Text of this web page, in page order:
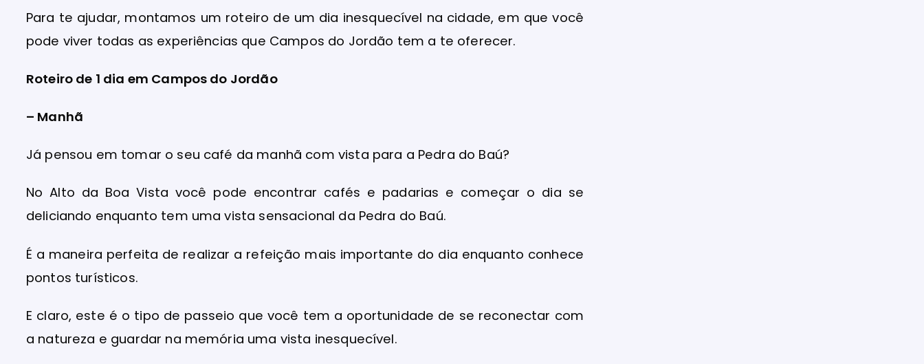
Para te ajudar, montamos um roteiro de um dia inesquecível na cidade, em que você
pode viver todas as experiências que Campos do Jordão tem a te oferecer.
Roteiro de 1 dia em Campos do Jordão
– Manhã
Já pensou em tomar o seu café da manhã com vista para a Pedra do Baú?
No Alto da Boa Vista você pode encontrar cafés e padarias e começar o dia se
deliciando enquanto tem uma vista sensacional da Pedra do Baú.
É a maneira perfeita de realizar a refeição mais importante do dia enquanto conhece
pontos turísticos.
E claro, este é o tipo de passeio que você tem a oportunidade de se reconectar com
a natureza e guardar na memória uma vista inesquecível.